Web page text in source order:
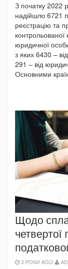
З початку 2022
надійшло 6721
реєстрацію та
контрольованої
юридичної
з яких 6430 –
291 – від
Основними
Щодо
четвертої
3 РОКИ AGO